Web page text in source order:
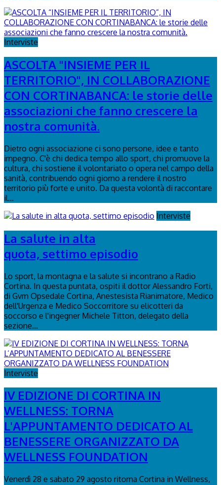
Interviste
ASCOLTA "INSIEME PER IL
TERRITORIO", IN COLLABORAZIONE
CON CORTINABANCA: le storie delle
associazioni che fanno crescere la
nostra comunità.
Dietro ogni associazione ci sono persone, idee e tanto
impegno. C'è chi dedica tempo allo sport, chi promuove la
cultura, chi sostiene il volontariato o opera nel campo della
sanità, contribuendo ogni giorno a rendere il nostro
territorio più forte e unito. Da questa volontà di raccontare
il...
Interviste
La salute in alta
quota, settimo episodio
Lo sport, la montagna e la salute si incontrano a Radio
Cortina. In questa puntata, ospiti il dottor Alessandro Forti,
di Gvm Opsedale Cortina, Anestesista Rianimatore, Medico
dell'Urgenza e Medico Soccorritore su elicotteri da
soccorso e l'ingegner Michele Titton, delegato della
sezione...
Interviste
IV EDIZIONE DI CORTINA IN
WELLNESS: TORNA
L'APPUNTAMENTO DEDICATO AL
BENESSERE ORGANIZZATO DA
WELLNESS FOUNDATION
Venerdì 28 e sabato 29 agosto ritorna Cortina in Wellness,